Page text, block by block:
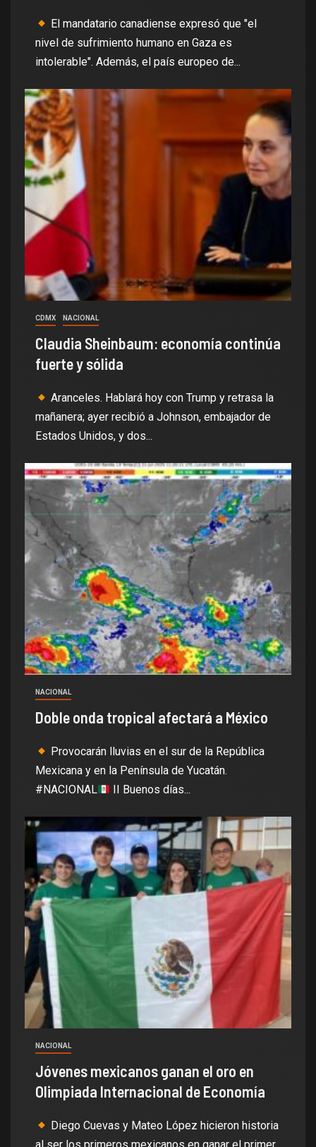
El mandatario canadiense expresó que "el
nivel de sufrimiento humano en Gaza es
intolerable". Además, el país europeo de...
CDMX NACIONAL
Claudia Sheinbaum: economía continúa
fuerte y sólida
Aranceles. Hablará hoy con Trump y retrasa la
mañanera; ayer recibió a Johnson, embajador de
Estados Unidos, y dos...
NACIONAL
Doble onda tropical afectará a México
Provocarán lluvias en el sur de la República
Mexicana y en la Península de Yucatán.
#NACIONAL
II Buenos días...
NACIONAL
Jóvenes mexicanos ganan el oro en
Olimpiada Internacional de Economía
Diego Cuevas y Mateo López hicieron historia